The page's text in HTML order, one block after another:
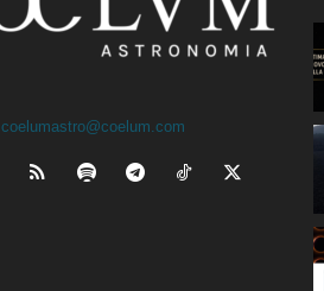
coelumastro@coelum.com